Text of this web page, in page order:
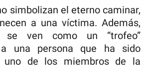
simbolizan el eterno caminar,
a una víctima. Además,
se ven como un “trofeo”
a una persona que ha sido
uno de los miembros de la